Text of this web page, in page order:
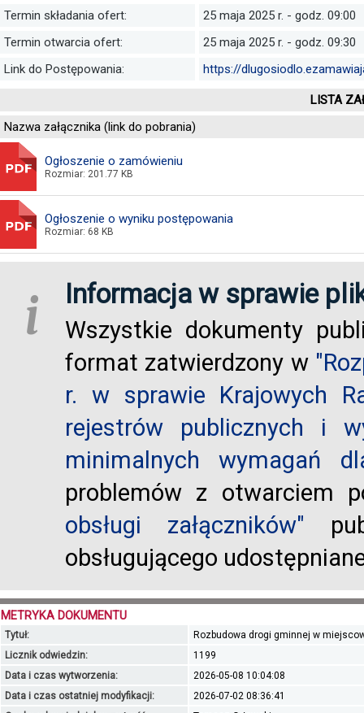
Termin składania ofert:
25 maja 2025 r. - godz. 09:00
Termin otwarcia ofert:
25 maja 2025 r. - godz. 09:30
Link do Postępowania:
https://
LISTA
Nazwa załącznika (link do pobrania)
Ogłoszenie o zamówieniu
Rozmiar: 201.77 KB
Ogłoszenie o wyniku postępowania
Rozmiar: 68 KB
i Informacja w sprawie
Wszystkie dokumenty
format zatwierdzony w
r. w sprawie Krajowych
rejestrów publicznych i
minimalnych wymagań
problemów z otwarciem
obsługi załączników"
obsługującego
METRYKA DOKUMENTU
Tytuł:
Rozbudowa drogi gminnej w
Licznik odwiedzin:
1199
Data i czas wytworzenia:
2026-05-08 10:04:08
Data i czas ostatniej modyfikacji:
2026-07-02 08:36:41